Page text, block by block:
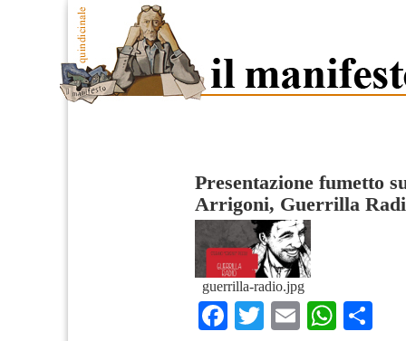
Presentazione fumetto
Arrigoni, Guerrilla
guerrilla-radio.jpg
Facebook
TwitterEmail